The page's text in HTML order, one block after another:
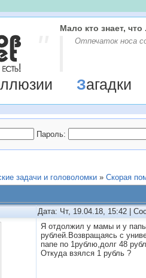
Мало кто знает, что
Отпечаток носа
Иллюзии Загадки
Пароль:
задачи и головоломки » Скорая
Дата: Чт, 19.04.18, 15:42 |
Я отдолжил у мамы и у папы
рублей.Возвращаясь с
папе по 1рублю,долг 48
Откуда взялся 1 рубль ?